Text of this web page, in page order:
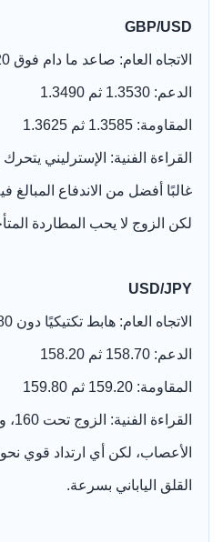
GBP/USD
الاتجاه العام: صاعد ما دام فوق 1.3520
الدعم: 1.3530 ثم 1.3490
المقاومة: 1.3585 ثم 1.3625
القراءة الفنية: الإسترليني
غالبًا أفضل من الاندفاع المبالغ
لكن الزوج لا يحب المطاردة
USD/JPY
الاتجاه العام: هابط تكتيكيًا دون 159.80
الدعم: 158.70 ثم 158.20
المقاومة: 159.20 ثم 159.80
الأعصاب، لكن أي ارتداد قوي
القلق الياباني بسرعة.